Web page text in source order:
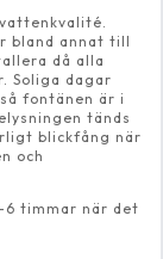
bland annat till
då alla
Soliga dagar
fontänen är i
tänds
blickfång när
och
timmar när det